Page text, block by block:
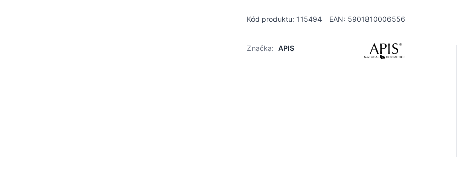
Kód produktu: 115494 EAN: 5901810006556
Značka: APIS